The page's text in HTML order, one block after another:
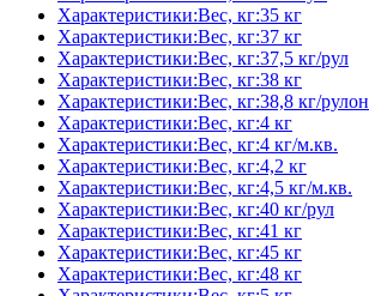
Характеристики:Вес, кг:35 кг
Характеристики:Вес, кг:37 кг
Характеристики:Вес, кг:37,5 кг/рул
Характеристики:Вес, кг:38 кг
Характеристики:Вес, кг:38,8 кг/рулон
Характеристики:Вес, кг:4 кг
Характеристики:Вес, кг:4 кг/м.кв.
Характеристики:Вес, кг:4,2 кг
Характеристики:Вес, кг:4,5 кг/м.кв.
Характеристики:Вес, кг:40 кг/рул
Характеристики:Вес, кг:41 кг
Характеристики:Вес, кг:45 кг
Характеристики:Вес, кг:48 кг